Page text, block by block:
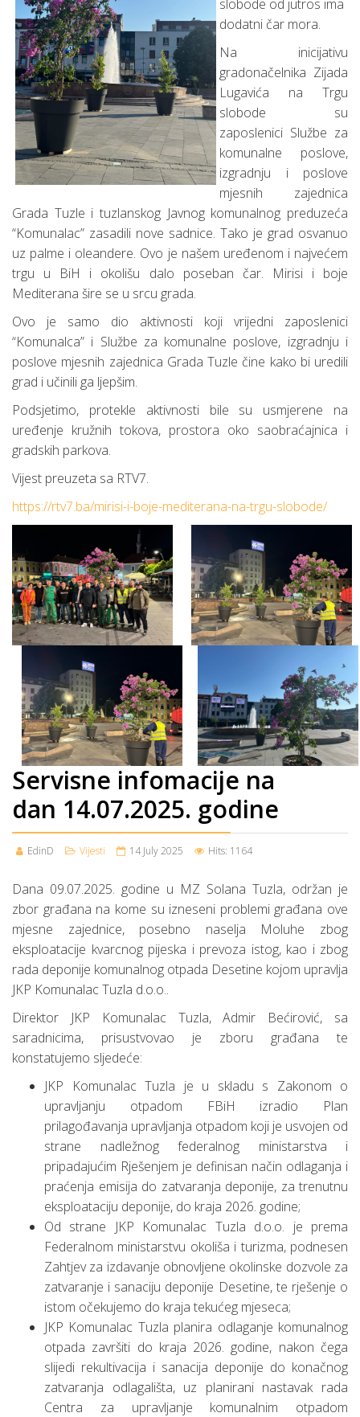
slobode od jutros ima
dodatni čar mora.
Na inicijativu
gradonačelnika Zijada
Lugavića na Trgu
slobode su
zaposlenici Službe za
komunalne poslove,
izgradnju i poslove
mjesnih zajednica
Grada Tuzle i tuzlanskog Javnog komunalnog preduzeća
“Komunalac” zasadili nove sadnice. Tako je grad osvanuo
uz palme i oleandere. Ovo je našem uređenom i najvećem
trgu u BiH i okolišu dalo poseban čar. Mirisi i boje
Mediterana šire se u srcu grada.
Ovo je samo dio aktivnosti koji vrijedni zaposlenici
“Komunalca” i Službe za komunalne poslove, izgradnju i
poslove mjesnih zajednica Grada Tuzle čine kako bi uredili
grad i učinili ga ljepšim.
Podsjetimo, protekle aktivnosti bile su usmjerene na
uređenje kružnih tokova, prostora oko saobraćajnica i
gradskih parkova.
Vijest preuzeta sa RTV7.
https://rtv7.ba/mirisi-i-boje-mediterana-na-trgu-slobode/
Servisne infomacije na
dan 14.07.2025. godine
EdinD Vijesti 14 July 2025 Hits: 1164
Dana 09.07.2025. godine u MZ Solana Tuzla, održan je
zbor građana na kome su izneseni problemi građana ove
mjesne zajednice, posebno naselja Moluhe zbog
eksploatacije kvarcnog pijeska i prevoza istog, kao i zbog
rada deponije komunalnog otpada Desetine kojom upravlja
JKP Komunalac Tuzla d.o.o..
Direktor JKP Komunalac Tuzla, Admir Bećirović, sa
saradnicima, prisustvovao je zboru građana te
konstatujemo sljedeće:
JKP Komunalac Tuzla je u skladu s Zakonom o
upravljanju otpadom FBiH izradio Plan
prilagođavanja upravljanja otpadom koji je usvojen od
strane nadležnog federalnog ministarstva i
pripadajućim Rješenjem je definisan način odlaganja i
praćenja emisija do zatvaranja deponije, za trenutnu
eksploataciju deponije, do kraja 2026. godine;
Od strane JKP Komunalac Tuzla d.o.o. je prema
Federalnom ministarstvu okoliša i turizma, podnesen
Zahtjev za izdavanje obnovljene okolinske dozvole za
zatvaranje i sanaciju deponije Desetine, te rješenje o
istom očekujemo do kraja tekućeg mjeseca;
JKP Komunalac Tuzla planira odlaganje komunalnog
otpada završiti do kraja 2026. godine, nakon čega
slijedi rekultivacija i sanacija deponije do konačnog
zatvaranja odlagališta, uz planirani nastavak rada
Centra za upravljanje komunalnim otpadom